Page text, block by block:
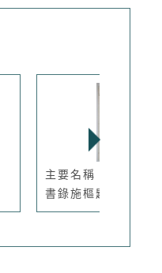
主要名稱：周定山行
書錄施樞題...